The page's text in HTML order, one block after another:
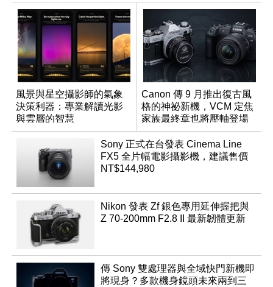
風景與星空攝影師的氣象
決策利器：專業解讀光影
與雲層的智慧
App「Atmos」登場
Canon 傳 9 月推出復古風
格的神祕新機，VCM 定焦
家族最終章也將壓軸登場
Sony 正式在台發表 Cinema Line
FX5 全片幅電影攝影機，建議售價
NT$144,980
Nikon 發表 Zf 銀色專用延伸握把與
Z 70-200mm F2.8 II 最新韌體更新
傳 Sony 雙處理器與全域快門新機即
將現身？多款機身鏡頭未來兩到三